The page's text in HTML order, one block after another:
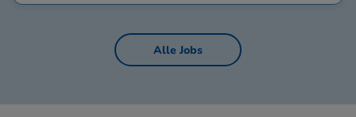
Alle Jobs